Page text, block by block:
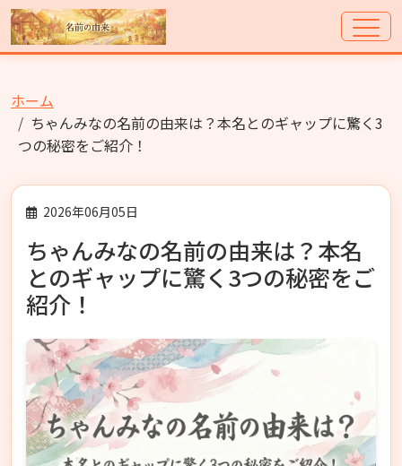
ホーム
ちゃんみなの名前の由来は？本名とのギャップに驚く3
つの秘密をご紹介！
2026年06月05日
ちゃんみなの名前の由来は？本名
とのギャップに驚く3つの秘密をご
紹介！